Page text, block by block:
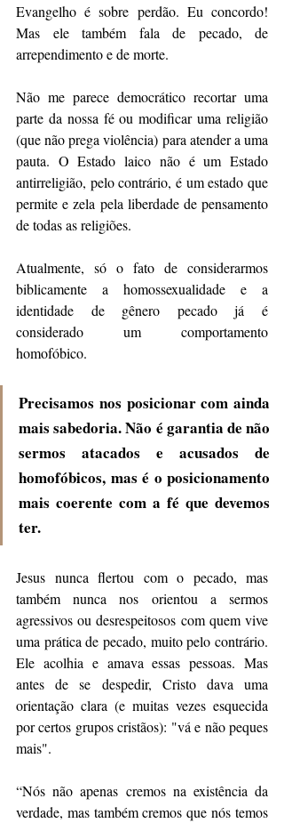
Evangelho é sobre perdão. Eu concordo!
Mas ele também fala de pecado, de
arrependimento e de morte.
Não me parece democrático recortar uma
parte da nossa fé ou modificar uma religião
(que não prega violência) para atender a uma
pauta. O Estado laico não é um Estado
antirreligião, pelo contrário, é um estado que
permite e zela pela liberdade de pensamento
de todas as religiões.
Atualmente, só o fato de considerarmos
biblicamente a homossexualidade e a
identidade de gênero pecado já é
considerado um comportamento
homofóbico.
Precisamos nos posicionar com ainda
mais sabedoria. Não é garantia de não
sermos atacados e acusados de
homofóbicos, mas é o posicionamento
mais coerente com a fé que devemos
ter.
Jesus nunca flertou com o pecado, mas
também nunca nos orientou a sermos
agressivos ou desrespeitosos com quem vive
uma prática de pecado, muito pelo contrário.
Ele acolhia e amava essas pessoas. Mas
antes de se despedir, Cristo dava uma
orientação clara (e muitas vezes esquecida
por certos grupos cristãos): "vá e não peques
mais".
“Nós não apenas cremos na existência da
verdade, mas também cremos que nós temos